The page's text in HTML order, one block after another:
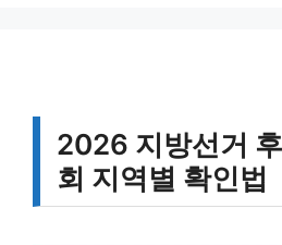
2026 지방선거
회 지역별 확인법